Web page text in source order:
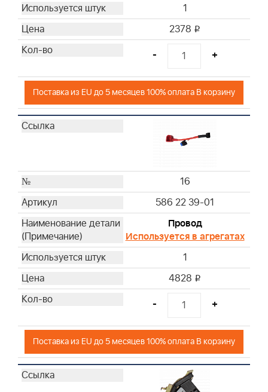
1
2378 i
- +
Поставка из EU до 5 месяцев 100% оплата В корзину
16
586 22 39-01
Провод
Используется в агрегатах
1
4828 i
- +
Поставка из EU до 5 месяцев 100% оплата В корзину